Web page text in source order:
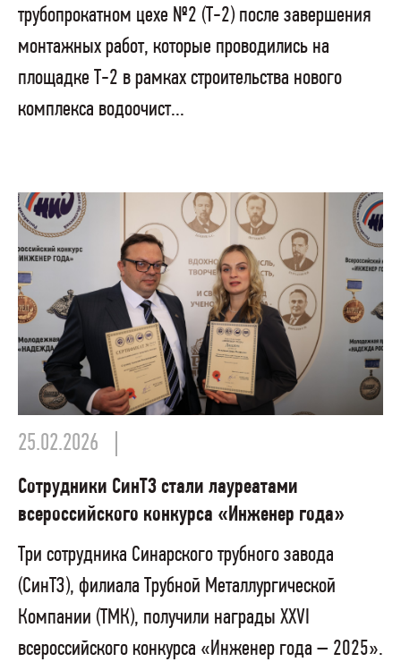
трубопрокатном цехе №2 (Т-2) после завершения
монтажных работ, которые проводились на
площадке Т-2 в рамках строительства нового
комплекса водоочист...
25.02.2026
Сотрудники СинТЗ стали лауреатами
всероссийского конкурса «Инженер года»
Три сотрудника Синарского трубного завода
(СинТЗ), филиала Трубной Металлургической
Компании (ТМК), получили награды XXVI
всероссийского конкурса «Инженер года – 2025».